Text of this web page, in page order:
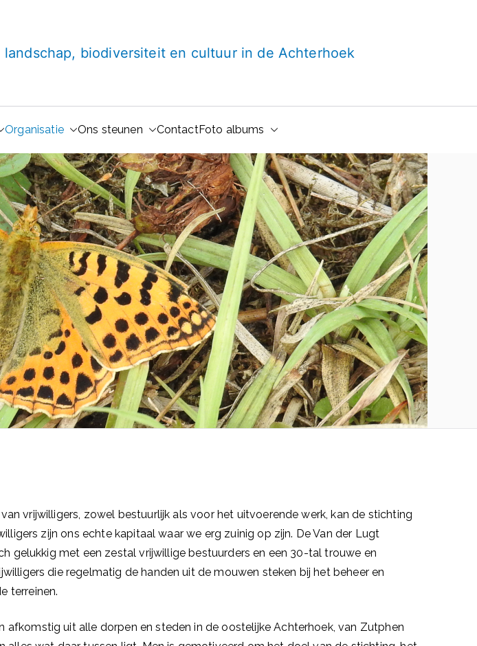
biodiversiteit en cultuur in de Achterhoek
Organisatie Ons steunen ContactFoto albums
vrijwilligers, zowel bestuurlijk als voor het uitvoerende werk, kan de stichting
zijn ons echte kapitaal waar we erg zuinig op zijn. De Van der Lugt
gelukkig met een zestal vrijwillige bestuurders en een 30-tal trouwe en
die regelmatig de handen uit de mouwen steken bij het beheer en
terreinen.
afkomstig uit alle dorpen en steden in de oostelijke Achterhoek, van Zutphen